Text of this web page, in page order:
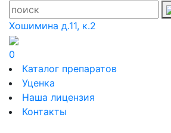
Хошимина д.11, к.2
0
Каталог препаратов
Уценка
Наша лицензия
Контакты